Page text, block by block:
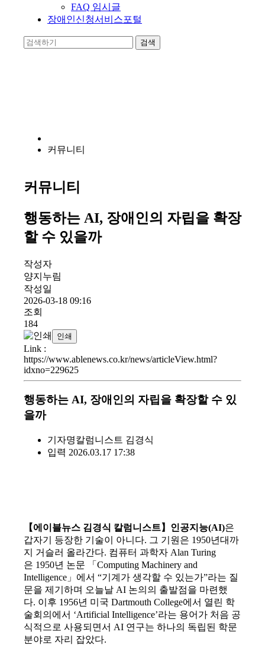
FAQ 임시글
장애인신청서비스포털
커뮤니티
커뮤니티
행동하는 AI, 장애인의 자립을 확장
할 수 있을까
작성자
양지누림
작성일
2026-03-18 09:16
조회
184
인쇄
Link :
https://www.ablenews.co.kr/news/articleView.html?
idxno=229625
행동하는 AI, 장애인의 자립을 확장할 수 있
을까
기자명칼럼니스트 김경식
입력 2026.03.17 17:38
【에이블뉴스 김경식 칼럼니스트】 인공지능(AI)은
갑자기 등장한 기술이 아니다. 그 기원은 1950년대까
지 거슬러 올라간다. 컴퓨터 과학자 Alan Turing
은 1950년 논문 「 Computing Machinery and
Intelligence 」에서 “기계가 생각할 수 있는가”라는 질
문을 제기하며 오늘날 AI 논의의 출발점을 마련했
다. 이후 1956년 미국 Dartmouth College에서 열린 학
술회의에서 ‘Artificial Intelligence’라는 용어가 처음 공
식적으로 사용되면서 AI 연구는 하나의 독립된 학문
분야로 자리 잡았다.